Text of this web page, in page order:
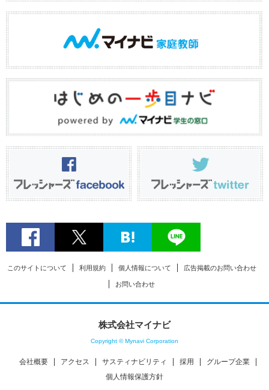
このサイトについて 利用規約 個人情報について 広告掲載のお問い合わせ
お問い合わせ
株式会社マイナビ
Copyright © Mynavi Corporation
会社概要 アクセス サスティナビリティ 採用
グループ企業
個人情報保護方針